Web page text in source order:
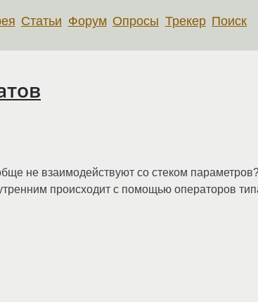
Статьи Форум Опросы Трекер Поиск
не взаимодействуют со стеком
происходит с помощью операторов